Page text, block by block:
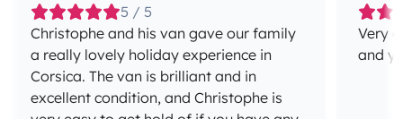
5 / 5
Christophe and his van gave our family
a really lovely holiday experience in
Corsica. The van is brilliant and in
excellent condition, and Christophe is
Very
and